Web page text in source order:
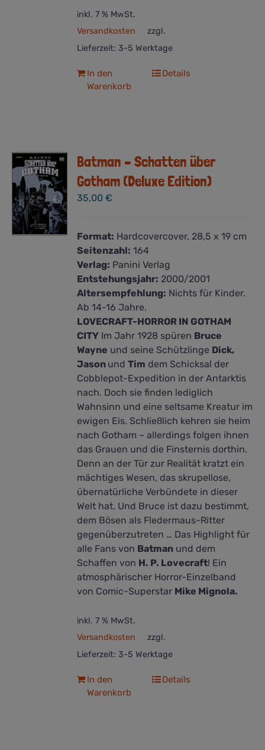
inkl. 7 % MwSt.
zzgl.
Versandkosten
Lieferzeit: 3-5 Werktage
In den
Warenkorb
Details
Batman – Schatten über
Gotham (Deluxe Edition)
35,00€
Format: Hardcovercover, 28,5 x 19 cm
Seitenzahl: 164
Verlag: Panini Verlag
Entstehungsjahr: 2000/2001
Altersempfehlung: Nichts für Kinder.
Ab 14-16 Jahre.
LOVECRAFT-HORROR IN GOTHAM
CITY Im Jahr 1928 spüren Bruce
Wayne und seine Schützlinge Dick,
Jason undTim dem Schicksal der
Cobblepot-Expedition in der Antarktis
nach. Doch sie finden lediglich
Wahnsinn und eine seltsame Kreatur im
ewigen Eis. Schließlich kehren sie heim
nach Gotham – allerdings folgen ihnen
das Grauen und die Finsternis dorthin.
Denn an der Tür zur Realität kratzt ein
mächtiges Wesen, das skrupellose,
übernatürliche Verbündete in dieser
Welt hat. Und Bruce ist dazu bestimmt,
dem Bösen als Fledermaus-Ritter
gegenüberzutreten … Das Highlight für
alle Fans von Batman und dem
Schaffen von H. P. Lovecraft! Ein
atmosphärischer Horror-Einzelband
von Comic-Superstar Mike Mignola.
inkl. 7 % MwSt.
zzgl.
Versandkosten
Lieferzeit: 3-5 Werktage
In den
Warenkorb
Details